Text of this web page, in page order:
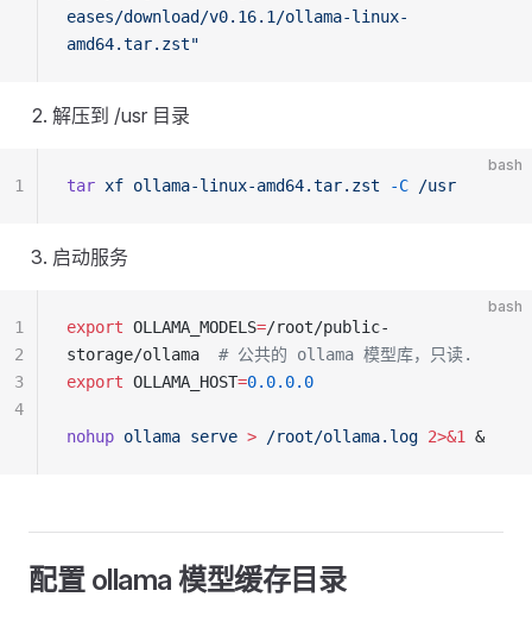
eases/download/v0.16.1/ollama-linux-
amd64.tar.zst"
解压到 /usr 目录
bash
tar xf ollama-linux-amd64.tar.zst -C /usr
1
启动服务
bash
export OLLAMA_MODELS=/root/public-
storage/ollama # 公共的 ollama 模型库，只读.
export OLLAMA_HOST=0.0.0.0
nohup ollama serve > /root/ollama.log 2>&1 &
1
2
3
4
配置 ollama 模型缓存目录